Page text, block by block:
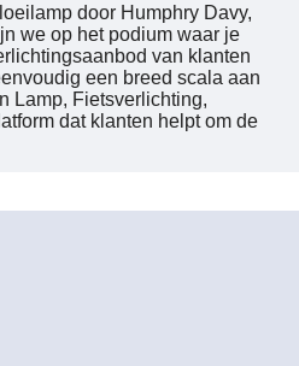
door Humphry Davy,
we op het podium waar je
van klanten
een breed scala aan
Lamp, Fietsverlichting,
dat klanten helpt om de